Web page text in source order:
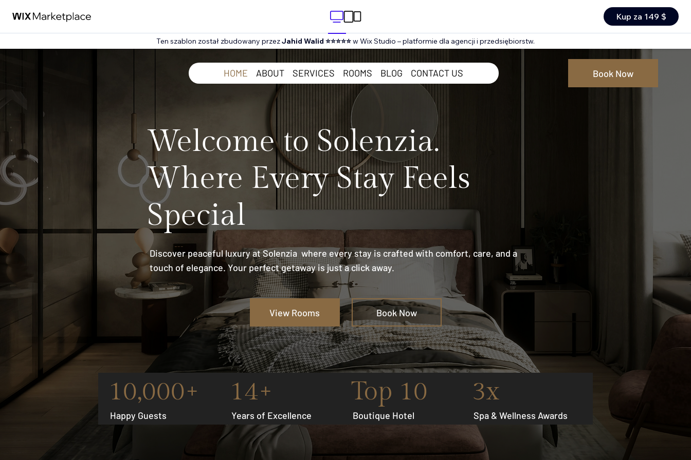
Kup za 149 $
Ten szablon został zbudowany przezJahid Walid ⭐⭐⭐⭐⭐w Wix Studio – platformie dla agencji i przedsiębiorstw.